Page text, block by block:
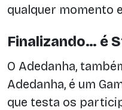
qualquer momento
Finalizando… é
O Adedanha,
Adedanha, é um
que testa os